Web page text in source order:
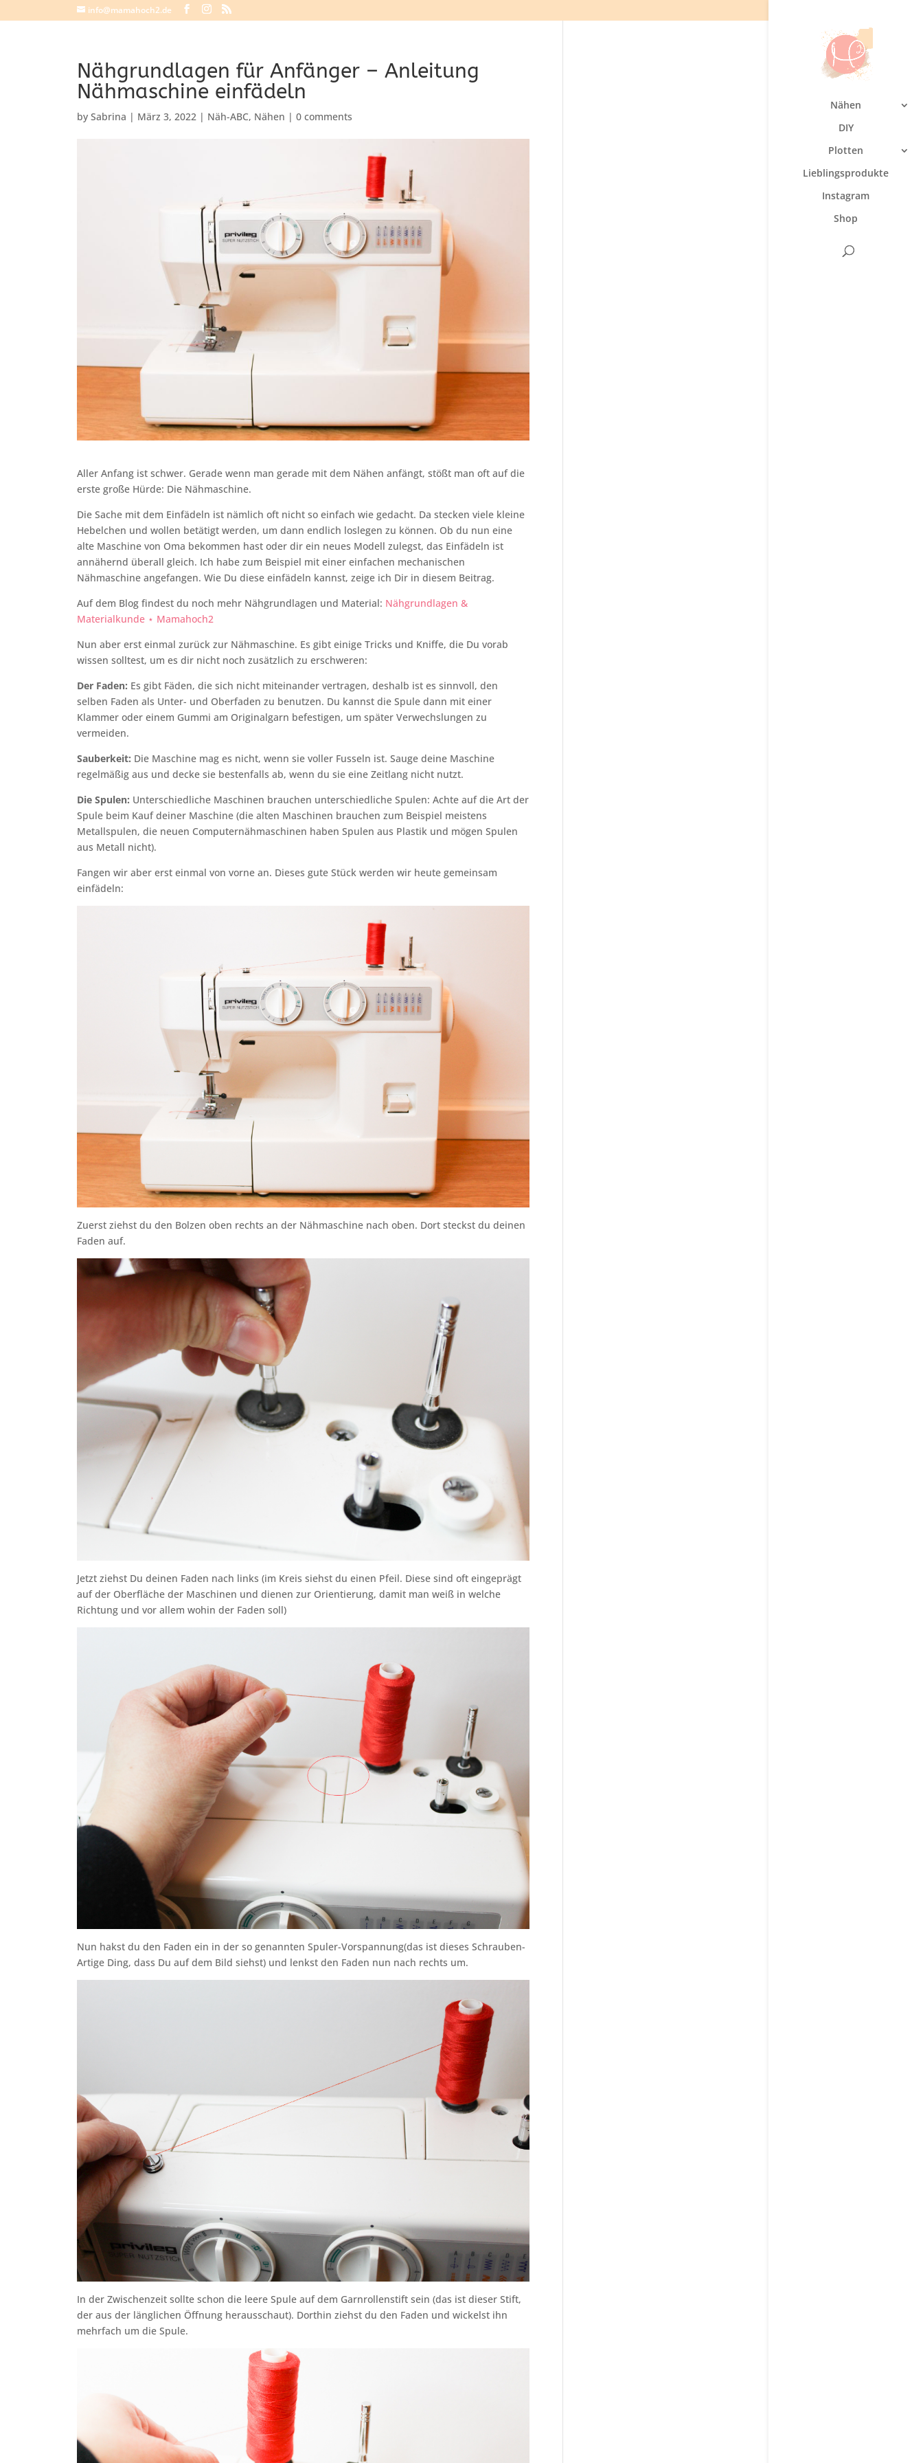
info@mamahoch2.de
Nähen
DIY
Plotten
Lieblingsprodukte
Instagram
Shop
Nähgrundlagen für Anfänger – Anleitung
Nähmaschine einfädeln
by Sabrina | März 3, 2022| Näh-ABC, Nähen | 0 comments
Aller Anfang ist schwer. Gerade wenn man gerade mit dem Nähen anfängt, stößt man oft auf die
erste große Hürde: Die Nähmaschine.
Die Sache mit dem Einfädeln ist nämlich oft nicht so einfach wie gedacht. Da stecken viele kleine
Hebelchen und wollen betätigt werden, um dann endlich loslegen zu können. Ob du nun eine
alte Maschine von Oma bekommen hast oder dir ein neues Modell zulegst, das Einfädeln ist
annähernd überall gleich. Ich habe zum Beispiel mit einer einfachen mechanischen
Nähmaschine angefangen. Wie Du diese einfädeln kannst, zeige ich Dir in diesem Beitrag.
Auf dem Blog findest du noch mehr Nähgrundlagen und Material: Nähgrundlagen &
Materialkunde ⋆ Mamahoch2
Nun aber erst einmal zurück zur Nähmaschine. Es gibt einige Tricks und Kniffe, die Du vorab
wissen solltest, um es dir nicht noch zusätzlich zu erschweren:
Der Faden: Es gibt Fäden, die sich nicht miteinander vertragen, deshalb ist es sinnvoll, den
selben Faden als Unter- und Oberfaden zu benutzen. Du kannst die Spule dann mit einer
Klammer oder einem Gummi am Originalgarn befestigen, um später Verwechslungen zu
vermeiden.
Sauberkeit: Die Maschine mag es nicht, wenn sie voller Fusseln ist. Sauge deine Maschine
regelmäßig aus und decke sie bestenfalls ab, wenn du sie eine Zeitlang nicht nutzt.
Die Spulen: Unterschiedliche Maschinen brauchen unterschiedliche Spulen: Achte auf die Art der
Spule beim Kauf deiner Maschine (die alten Maschinen brauchen zum Beispiel meistens
Metallspulen, die neuen Computernähmaschinen haben Spulen aus Plastik und mögen Spulen
aus Metall nicht).
Fangen wir aber erst einmal von vorne an. Dieses gute Stück werden wir heute gemeinsam
einfädeln:
Zuerst ziehst du den Bolzen oben rechts an der Nähmaschine nach oben. Dort steckst du deinen
Faden auf.
Jetzt ziehst Du deinen Faden nach links (im Kreis siehst du einen Pfeil. Diese sind oft eingeprägt
auf der Oberfläche der Maschinen und dienen zur Orientierung, damit man weiß in welche
Richtung und vor allem wohin der Faden soll)
Nun hakst du den Faden ein in der so genannten Spuler-Vorspannung(das ist dieses Schrauben-
Artige Ding, dass Du auf dem Bild siehst) und lenkst den Faden nun nach rechts um.
In der Zwischenzeit sollte schon die leere Spule auf dem Garnrollenstift sein (das ist dieser Stift,
der aus der länglichen Öffnung herausschaut). Dorthin ziehst du den Faden und wickelst ihn
mehrfach um die Spule.